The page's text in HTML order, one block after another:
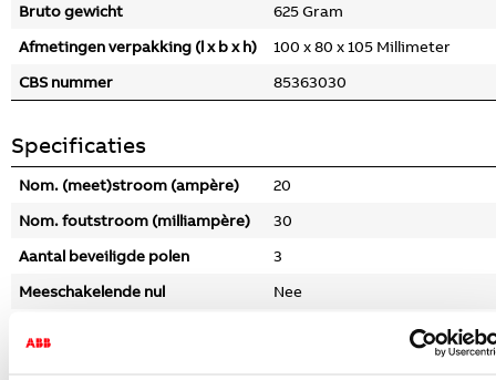
Bruto gewicht
625 Gram
Afmetingen verpakking (l x b x h)
100 x 80 x 105 Millimeter
CBS nummer
85363030
Specificaties
Nom. (meet)stroom (ampère)
20
Nom. foutstroom (milliampère)
30
Aantal beveiligde polen
3
Meeschakelende nul
Nee